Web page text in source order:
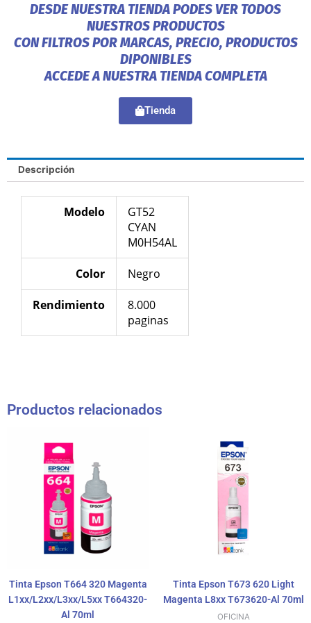
DESDE NUESTRA TIENDA PODES VER TODOS
NUESTROS PRODUCTOS
CON FILTROS POR MARCAS, PRECIO, PRODUCTOS
DIPONIBLES
ACCEDE A NUESTRA TIENDA COMPLETA
Tienda
Descripción
Modelo
GT52
CYAN
M0H54AL
Color Negro
Rendimiento
8.000
paginas
Productos relacionados
Tinta Epson T664 320 Magenta
L1xx/L2xx/L3xx/L5xx T664320-
Al 70ml
Tinta Epson T673 620 Light
Magenta L8xx T673620-Al 70ml
OFICINA